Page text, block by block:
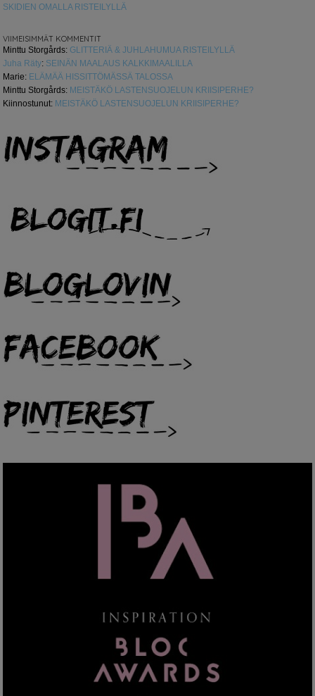
SKIDIEN OMALLA RISTEILYLLÄ
VIIMEISIMMÄT KOMMENTIT
Minttu Storgårds: GLITTERIÄ & JUHLAHUMUA RISTEILYLLÄ
Juha Räty: SEINÄN MAALAUS KALKKIMAALILLA
Marie: ELÄMÄÄ HISSITTÖMÄSSÄ TALOSSA
Minttu Storgårds: MEISTÄKÖ LASTENSUOJELUN KRIISIPERHE?
Kiinnostunut: MEISTÄKÖ LASTENSUOJELUN KRIISIPERHE?